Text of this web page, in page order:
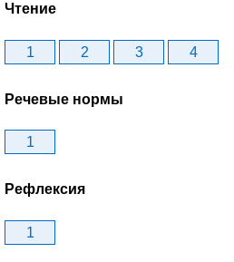
Чтение
1 2 3 4
Речевые нормы
1
Рефлексия
1